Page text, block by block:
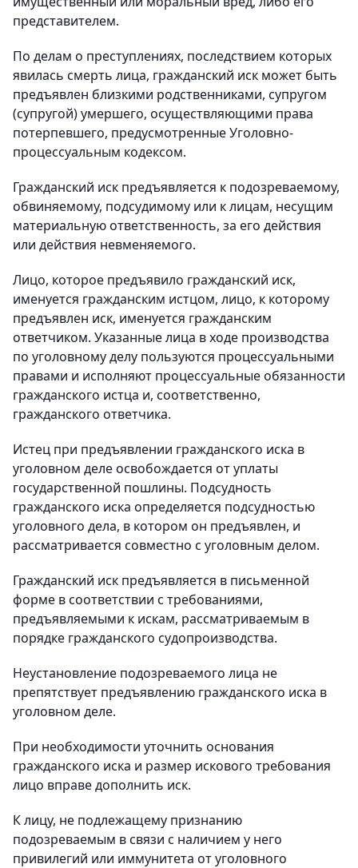
представителем.
По делам о преступлениях, последствием которых
явилась смерть лица, гражданский иск может быть
предъявлен близкими родственниками, супругом
(супругой) умершего, осуществляющими права
потерпевшего, предусмотренные Уголовно-
процессуальным кодексом.
Гражданский иск предъявляется к подозреваемому,
обвиняемому, подсудимому или к лицам, несущим
материальную ответственность, за его действия
или действия невменяемого.
Лицо, которое предъявило гражданский иск,
именуется гражданским истцом, лицо, к которому
предъявлен иск, именуется гражданским
ответчиком. Указанные лица в ходе производства
по уголовному делу пользуются процессуальными
правами и исполняют процессуальные обязанности
гражданского истца и, соответственно,
гражданского ответчика.
Истец при предъявлении гражданского иска в
уголовном деле освобождается от уплаты
государственной пошлины. Подсудность
гражданского иска определяется подсудностью
уголовного дела, в котором он предъявлен, и
рассматривается совместно с уголовным делом.
Гражданский иск предъявляется в письменной
форме в соответствии с требованиями,
предъявляемыми к искам, рассматриваемым в
порядке гражданского судопроизводства.
Неустановление подозреваемого лица не
препятствует предъявлению гражданского иска в
уголовном деле.
При необходимости уточнить основания
гражданского иска и размер искового требования
лицо вправе дополнить иск.
К лицу, не подлежащему признанию
подозреваемым в связи с наличием у него
привилегий или иммунитета от уголовного